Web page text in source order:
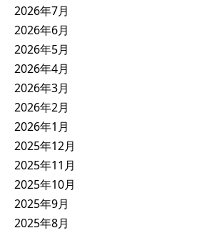
2026年7月
2026年6月
2026年5月
2026年4月
2026年3月
2026年2月
2026年1月
2025年12月
2025年11月
2025年10月
2025年9月
2025年8月